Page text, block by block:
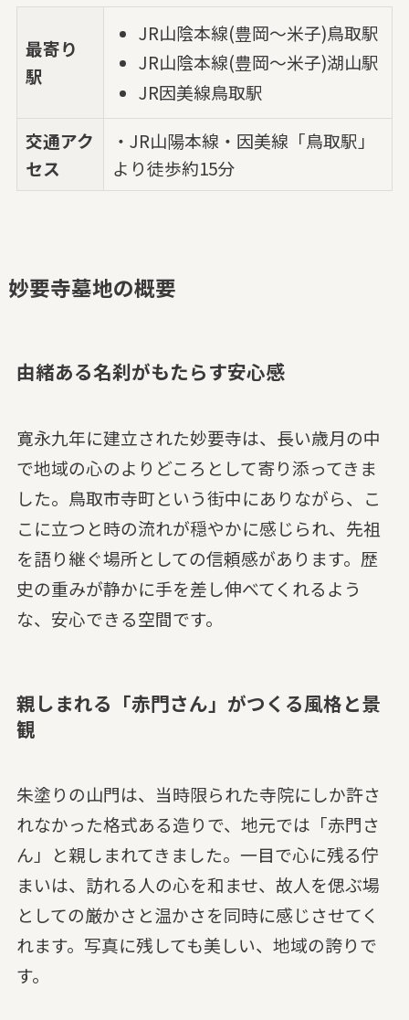
最寄り
駅
JR山陰本線(豊岡～米子)鳥取駅
JR山陰本線(豊岡～米子)湖山駅
JR因美線鳥取駅
交通アク
セス
・JR山陽本線・因美線「鳥取駅」
より徒歩約15分
妙要寺墓地の概要
由緒ある名刹がもたらす安心感
寛永九年に建立された妙要寺は、長い歳月の中
で地域の心のよりどころとして寄り添ってきま
した。鳥取市寺町という街中にありながら、こ
こに立つと時の流れが穏やかに感じられ、先祖
を語り継ぐ場所としての信頼感があります。歴
史の重みが静かに手を差し伸べてくれるよう
な、安心できる空間です。
親しまれる「赤門さん」がつくる風格と景
観
朱塗りの山門は、当時限られた寺院にしか許さ
れなかった格式ある造りで、地元では「赤門さ
ん」と親しまれてきました。一目で心に残る佇
まいは、訪れる人の心を和ませ、故人を偲ぶ場
としての厳かさと温かさを同時に感じさせてく
れます。写真に残しても美しい、地域の誇りで
す。